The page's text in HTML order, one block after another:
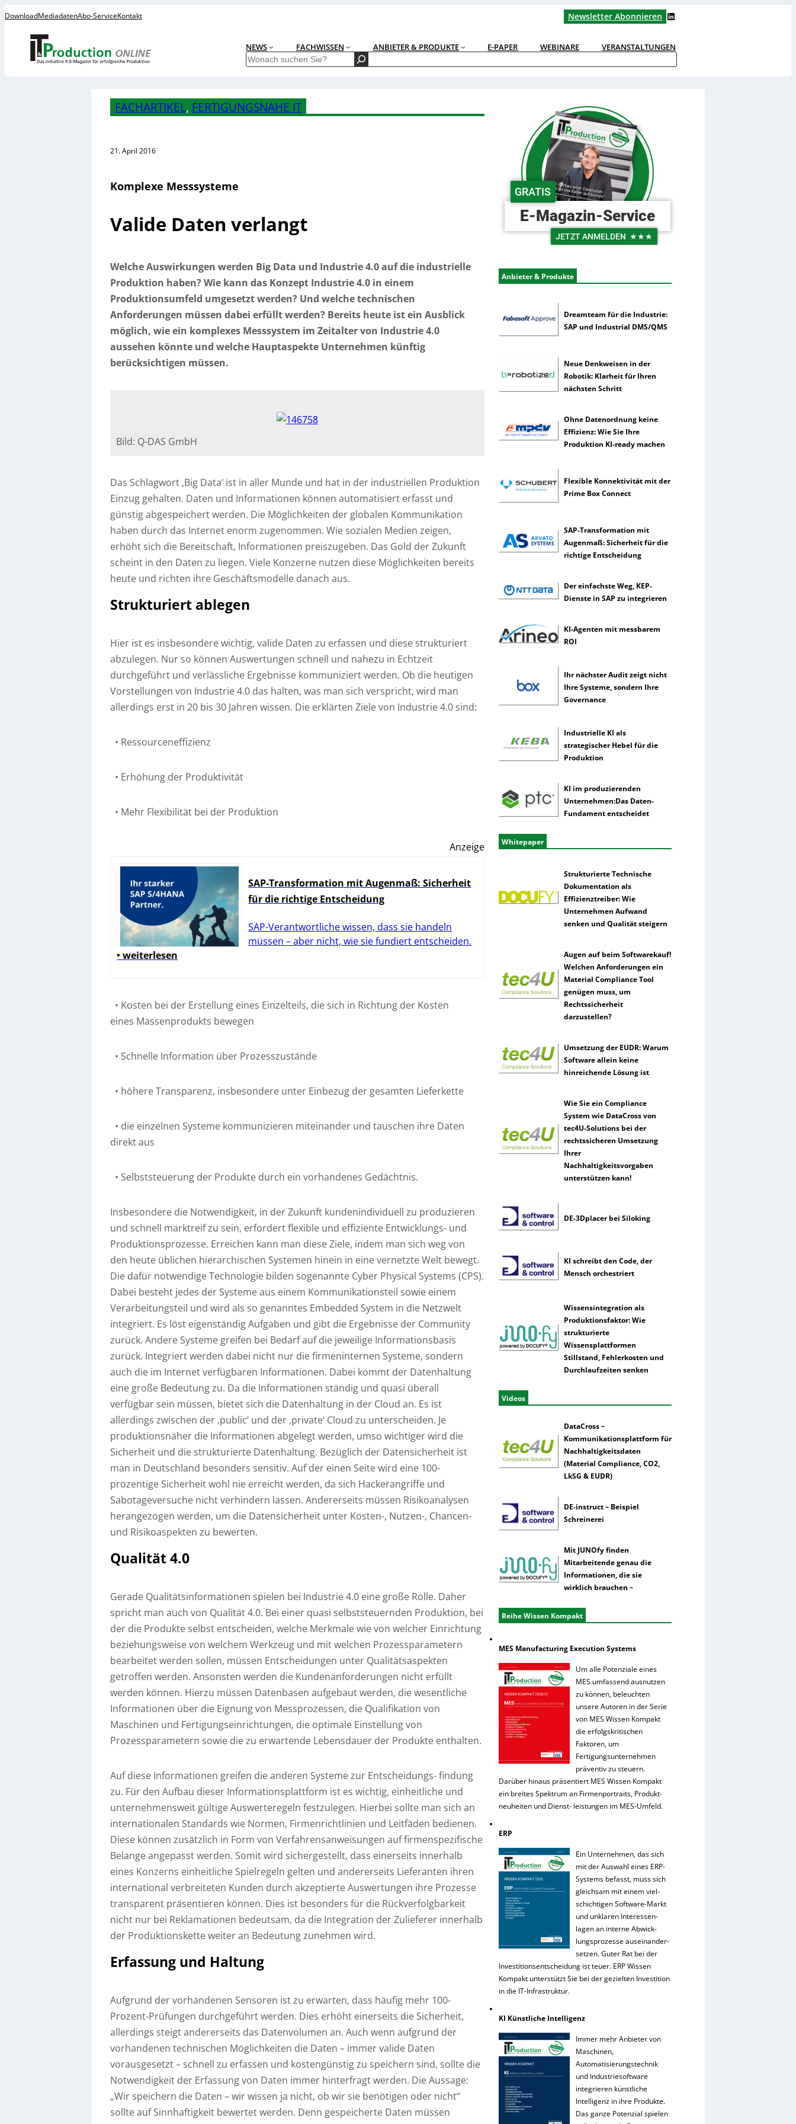
DownloadMediadatenAbo-ServiceKontakt Newsletter Abonnieren LinkedIn
NEWS FACHWISSEN ANBIETER & PRODUKTE E-PAPER WEBINARE VERANSTALTUNGEN
S
h
e
FACHARTIKEL, FERTIGUNGSNAHE IT
21. April 2016
Komplexe Messsysteme
Valide Daten verlangt
Welche Auswirkungen werden Big Data und Industrie 4.0 auf die industrielle
Produktion haben? Wie kann das Konzept Industrie 4.0 in einem
Produktionsumfeld umgesetzt werden? Und welche technischen
Anforderungen müssen dabei erfüllt werden? Bereits heute ist ein Ausblick
möglich, wie ein komplexes Messsystem im Zeitalter von Industrie 4.0
aussehen könnte und welche Hauptaspekte Unternehmen künftig
berücksichtigen müssen.
Bild: Q-DAS GmbH
Das Schlagwort ‚Big Data‘ ist in aller Munde und hat in der industriellen Produktion
Einzug gehalten. Daten und Informationen können automatisiert erfasst und
günstig abgespeichert werden. Die Möglichkeiten der globalen Kommunikation
haben durch das Internet enorm zugenommen. Wie sozialen Medien zeigen,
erhöht sich die Bereitschaft, Informationen preiszugeben. Das Gold der Zukunft
scheint in den Daten zu liegen. Viele Konzerne nutzen diese Möglichkeiten bereits
heute und richten ihre Geschäftsmodelle danach aus.
Strukturiert ablegen
Hier ist es insbesondere wichtig, valide Daten zu erfassen und diese strukturiert
abzulegen. Nur so können Auswertungen schnell und nahezu in Echtzeit
durchgeführt und verlässliche Ergebnisse kommuniziert werden. Ob die heutigen
Vorstellungen von Industrie 4.0 das halten, was man sich verspricht, wird man
allerdings erst in 20 bis 30 Jahren wissen. Die erklärten Ziele von Industrie 4.0 sind:
• Ressourceneffizienz
• Erhöhung der Produktivität
• Mehr Flexibilität bei der Produktion
Anzeige
SAP-Transformation mit Augenmaß: Sicherheit
für die richtige Entscheidung
SAP-Verantwortliche wissen, dass sie handeln
müssen – aber nicht, wie sie fundiert entscheiden.
‣ weiterlesen
• Kosten bei der Erstellung eines Einzelteils, die sich in Richtung der Kosten
eines Massenprodukts bewegen
• Schnelle Information über Prozesszustände
• höhere Transparenz, insbesondere unter Einbezug der gesamten Lieferkette
• die einzelnen Systeme kommunizieren miteinander und tauschen ihre Daten
direkt aus
• Selbststeuerung der Produkte durch ein vorhandenes Gedächtnis.
Insbesondere die Notwendigkeit, in der Zukunft kundenindividuell zu produzieren
und schnell marktreif zu sein, erfordert flexible und effiziente Entwicklungs- und
Produktionsprozesse. Erreichen kann man diese Ziele, indem man sich weg von
den heute üblichen hierarchischen Systemen hinein in eine vernetzte Welt bewegt.
Die dafür notwendige Technologie bilden sogenannte Cyber Physical Systems (CPS).
Dabei besteht jedes der Systeme aus einem Kommunikationsteil sowie einem
Verarbeitungsteil und wird als so genanntes Embedded System in die Netzwelt
integriert. Es löst eigenständig Aufgaben und gibt die Ergebnisse der Community
zurück. Andere Systeme greifen bei Bedarf auf die jeweilige Informationsbasis
zurück. Integriert werden dabei nicht nur die firmeninternen Systeme, sondern
auch die im Internet verfügbaren Informationen. Dabei kommt der Datenhaltung
eine große Bedeutung zu. Da die Informationen ständig und quasi überall
verfügbar sein müssen, bietet sich die Datenhaltung in der Cloud an. Es ist
allerdings zwischen der ‚public‘ und der ‚private‘ Cloud zu unterscheiden. Je
produktionsnäher die Informationen abgelegt werden, umso wichtiger wird die
Sicherheit und die strukturierte Datenhaltung. Bezüglich der Datensicherheit ist
man in Deutschland besonders sensitiv. Auf der einen Seite wird eine 100-
prozentige Sicherheit wohl nie erreicht werden, da sich Hackerangriffe und
Sabotageversuche nicht verhindern lassen. Andererseits müssen Risikoanalysen
herangezogen werden, um die Datensicherheit unter Kosten-, Nutzen-, Chancen-
und Risikoaspekten zu bewerten.
Qualität 4.0
Gerade Qualitätsinformationen spielen bei Industrie 4.0 eine große Rolle. Daher
spricht man auch von Qualität 4.0. Bei einer quasi selbststeuernden Produktion, bei
der die Produkte selbst entscheiden, welche Merkmale wie von welcher Einrichtung
beziehungsweise von welchem Werkzeug und mit welchen Prozessparametern
bearbeitet werden sollen, müssen Entscheidungen unter Qualitätsaspekten
getroffen werden. Ansonsten werden die Kundenanforderungen nicht erfüllt
werden können. Hierzu müssen Datenbasen aufgebaut werden, die wesentliche
Informationen über die Eignung von Messprozessen, die Qualifikation von
Maschinen und Fertigungseinrichtungen, die optimale Einstellung von
Prozessparametern sowie die zu erwartende Lebensdauer der Produkte enthalten.
Auf diese Informationen greifen die anderen Systeme zur Entscheidungs- findung
zu. Für den Aufbau dieser Informationsplattform ist es wichtig, einheitliche und
unternehmensweit gültige Auswerteregeln festzulegen. Hierbei sollte man sich an
internationalen Standards wie Normen, Firmenrichtlinien und Leitfäden bedienen.
Diese können zusätzlich in Form von Verfahrensanweisungen auf firmenspezifische
Belange angepasst werden. Somit wird sichergestellt, dass einerseits innerhalb
eines Konzerns einheitliche Spielregeln gelten und andererseits Lieferanten ihren
international verbreiteten Kunden durch akzeptierte Auswertungen ihre Prozesse
transparent präsentieren können. Dies ist besonders für die Rückverfolgbarkeit
nicht nur bei Reklamationen bedeutsam, da die Integration der Zulieferer innerhalb
der Produktionskette weiter an Bedeutung zunehmen wird.
Erfassung und Haltung
Aufgrund der vorhandenen Sensoren ist zu erwarten, dass häufig mehr 100-
Prozent-Prüfungen durchgeführt werden. Dies erhöht einerseits die Sicherheit,
allerdings steigt andererseits das Datenvolumen an. Auch wenn aufgrund der
vorhandenen technischen Möglichkeiten die Daten – immer valide Daten
vorausgesetzt – schnell zu erfassen und kostengünstig zu speichern sind, sollte die
Notwendigkeit der Erfassung von Daten immer hinterfragt werden. Die Aussage:
„Wir speichern die Daten – wir wissen ja nicht, ob wir sie benötigen oder nicht“
sollte auf Sinnhaftigkeit bewertet werden. Denn gespeicherte Daten müssen
GRATIS
E-Magazin-Service
JETZT ANMELDEN ★★★
Anbieter & Produkte
Dreamteam für die Industrie:
SAP und Industrial DMS/QMS
Neue Denkweisen in der
Robotik: Klarheit für Ihren
nächsten Schritt
Ohne Datenordnung keine
Effizienz: Wie Sie Ihre
Produktion KI-ready machen
Flexible Konnektivität mit der
Prime Box Connect
SAP-Transformation mit
Augenmaß: Sicherheit für die
richtige Entscheidung
Der einfachste Weg, KEP-
Dienste in SAP zu integrieren
KI-Agenten mit messbarem
ROI
Ihr nächster Audit zeigt nicht
Ihre Systeme, sondern Ihre
Governance
Industrielle KI als
strategischer Hebel für die
Produktion
KI im produzierenden
Unternehmen:Das Daten-
Fundament entscheidet
Whitepaper
Strukturierte Technische
Dokumentation als
Effizienztreiber: Wie
Unternehmen Aufwand
senken und Qualität steigern
Augen auf beim Softwarekauf!
Welchen Anforderungen ein
Material Compliance Tool
genügen muss, um
Rechtssicherheit
darzustellen?
Umsetzung der EUDR: Warum
Software allein keine
hinreichende Lösung ist
Wie Sie ein Compliance
System wie DataCross von
tec4U-Solutions bei der
rechtssicheren Umsetzung
Ihrer
Nachhaltigkeitsvorgaben
unterstützen kann!
DE-3Dplacer bei Siloking
KI schreibt den Code, der
Mensch orchestriert
Wissensintegration als
Produktionsfaktor: Wie
strukturierte
Wissensplattformen
Stillstand, Fehlerkosten und
Durchlaufzeiten senken
Videos
DataCross –
Kommunikationsplattform für
Nachhaltigkeitsdaten
(Material Compliance, CO2,
LkSG & EUDR)
DE-instruct – Beispiel
Schreinerei
Mit JUNOfy finden
Mitarbeitende genau die
Informationen, die sie
wirklich brauchen –
Reihe Wissen Kompakt
MES Manufacturing Execution Systems
Um alle Potenziale eines
MES umfassend ausnutzen
zu können, beleuchten
unsere Autoren in der Serie
von MES Wissen Kompakt
die erfolgskritischen
Faktoren, um
Fertigungsunternehmen
präventiv zu steuern.
Darüber hinaus präsentiert MES Wissen Kompakt
ein breites Spektrum an Firmenportraits, Produkt-
neuheiten und Dienst- leistungen im MES-Umfeld.
ERP
Ein Unternehmen, das sich
mit der Auswahl eines ERP-
Systems befasst, muss sich
gleichsam mit einem viel-
schichtigen Software-Markt
und unklaren Interessen-
lagen an interne Abwick-
lungsprozesse auseinander-
setzen. Guter Rat bei der
Investitionsentscheidung ist teuer. ERP Wissen
Kompakt unterstützt Sie bei der gezielten Investition
in die IT-Infrastruktur.
KI Künstliche Intelligenz
Immer mehr Anbieter von
Maschinen,
Automatisierungstechnik
und Industriesoftware
integrieren künstliche
Intelligenz in ihre Produkte.
Das ganze Potenzial spielen